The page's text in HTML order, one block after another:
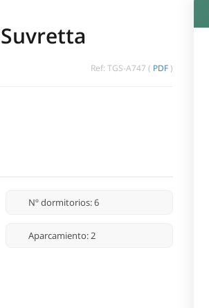
Ref: TGS-A747 ( PDF )
Nº dormitorios: 6
Aparcamiento: 2